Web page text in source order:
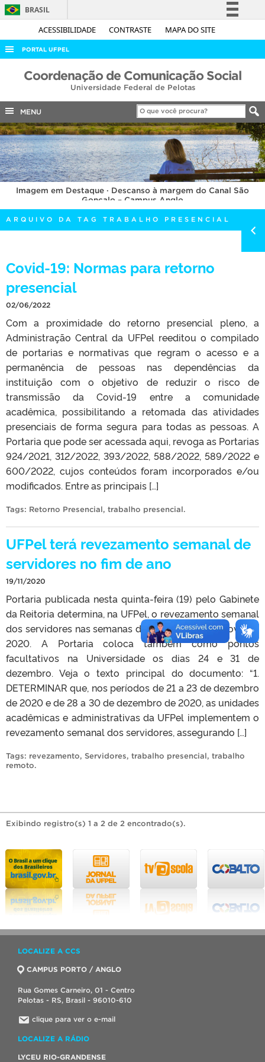
ACESSIBILIDADE CONTRASTE MAPA DO SITE
BRASIL
Simplifique!
Acesso à informação
Legislação
Canais
PORTAL UFPEL
ACESSO À INFORMAÇÃO
COBALTO
CONCURSOS
EDITAIS
INTERNACIONAL
OUVIDORIA
PORTARIAS
TELEFONES
Coordenação de Comunicação Social
Universidade Federal de Pelotas
MENU
Imagem em Destaque · Descanso à margem do Canal São
Gonçalo – Campus Anglo
ARQUIVO DA TAG TRABALHO PRESENCIAL
Covid-19: Normas para retorno
presencial
02/06/2022
Com a proximidade do retorno presencial pleno, a
Administração Central da UFPel reeditou o compilado
de portarias e normativas que regram o acesso e a
permanência de pessoas nas dependências da
instituição com o objetivo de reduzir o risco de
transmissão da Covid-19 entre a comunidade
acadêmica, possibilitando a retomada das atividades
presenciais de forma segura para todas as pessoas. A
Portaria que pode ser acessada aqui, revoga as Portarias
924/2021, 312/2022, 393/2022, 588/2022, 589/2022 e
600/2022, cujos conteúdos foram incorporados e/ou
modificados. Entre as principais […]
Tags: Retorno Presencial, trabalho presencial.
UFPel terá revezamento semanal de
servidores no fim de ano
19/11/2020
Portaria publicada nesta quinta-feira (19) pelo Gabinete
da Reitoria determina, na UFPel, o revezamento semanal
dos servidores nas semanas do Natal e do Ano Novo de
2020. A Portaria coloca também como pontos
facultativos na Universidade os dias 24 e 31 de
dezembro. Veja o texto principal do documento: “1.
DETERMINAR que, nos períodos de 21 a 23 de dezembro
de 2020 e de 28 a 30 de dezembro de 2020, as unidades
acadêmicas e administrativas da UFPel implementem o
revezamento semanal dos servidores, assegurando […]
Tags: revezamento, Servidores, trabalho presencial, trabalho
remoto.
Exibindo registro(s) 1 a 2 de 2 encontrado(s).
LOCALIZE A CCS
CAMPUS PORTO / ANGLO
Rua Gomes Carneiro, 01 - Centro
Pelotas - RS, Brasil - 96010-610
clique para ver o e-mail
LOCALIZE A RÁDIO
LYCEU RIO-GRANDENSE